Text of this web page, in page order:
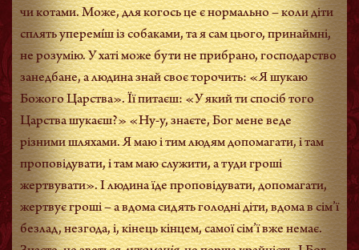
чи котами. Може, для когось це є нормально – коли діти
сплять уперемíш із собаками, та я сам цього, принаймні,
не розумію. У хаті може бути не прибрано, господарство
занедбане, а людина знай своє торочить: «Я шукаю
Божого Царства». Її питаєш: «У який ти спосіб того
Царства шукаєш?» «Ну-у, знаєте, Бог мене веде
різними шляхами. Я маю і тим людям допомагати, і там
проповідувати, і там маю служити, а туди гроші
жертвувати». І людина їде проповідувати, допомагати,
жертвує гроші – а вдома сидять голодні діти, вдома в сім’ї
безлад, незгода, і, кінець кінцем, самої сім’ї вже немає.